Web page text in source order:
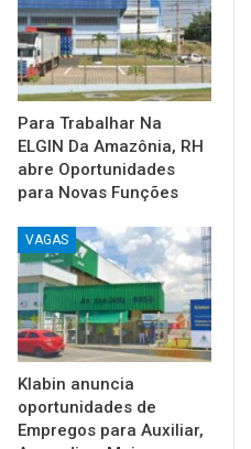
Para Trabalhar Na
ELGIN Da Amazônia, RH
abre Oportunidades
para Novas Funções
VAGAS
Klabin anuncia
oportunidades de
Empregos para Auxiliar,